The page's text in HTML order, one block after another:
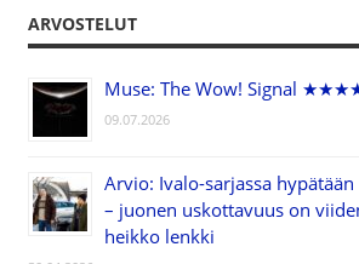
ARVOSTELUT
Muse: The Wow! Signal
09.07.2026
Arvio: Ivalo-sarjassa
– juonen uskottavuus on
heikko lenkki